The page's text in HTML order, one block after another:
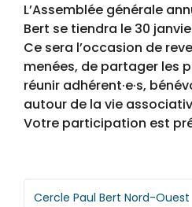
L’Assemblée générale
Bert se tiendra le 30
Ce sera l’occasion de
menées, de partager les
réunir adhérent·e·s,
autour de la vie
Votre participation est
Cercle Paul Bert Nord-Ouest